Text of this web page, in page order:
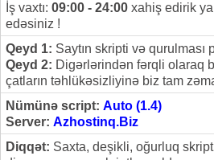
İş vaxtı: 09:00 - 24:00 xahiş edirik
edəsiniz !
Qeyd 1: Saytın skripti və qurulması
Qeyd 2: Digərlərindən fərqli olaraq
çatların təhlükəsizliyinə biz tam
Nümünə script: Auto (1.4)
Server: Azhostinq.Biz
Diqqət: Saxta, deşikli, oğurluq